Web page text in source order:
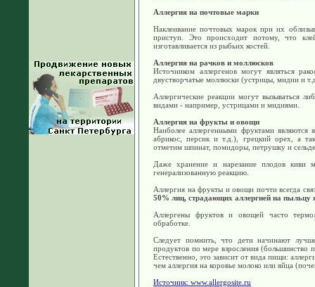
Аллергия на почтовые марки
Наклеивание почтовых марок при их
приступ. Это происходит потому, что
изготавливается из рыбьих костей.
Аллергия на рачков и моллюсков
Источником аллергенов могут являться
двустворчатые моллюски (устрицы, мидии и
Аллергические реакции могут вызываться
видами - например, устрицами и мидиями.
Аллергия на фрукты и овощи
Наиболее аллергенными фруктами
абрикос, персик и т.д.), грецкий орех, а
отметим шпинат, помидоры, петрушку и
Даже хранение и нарезание плодов киви
генерализованную реакцию.
Аллергия на фрукты и овощи почти всегда
50% лиц, страдающих аллергией на пыльцу
Аллергены фруктов и овощей часто
обработке.
Следует помнить, что дети начинают
продуктов по мере взросления (большинство
Естественно, это зависит от вида пищи:
чем аллергия на коровье молоко или яйца
Источник: www.allergosite.ru